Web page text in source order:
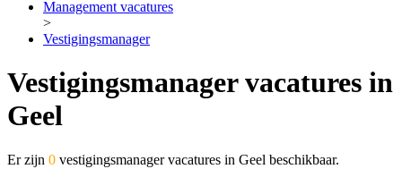
Management vacatures
>
Vestigingsmanager
Vestigingsmanager vacatures in
Geel
Er zijn 0 vestigingsmanager vacatures in Geel beschikbaar.